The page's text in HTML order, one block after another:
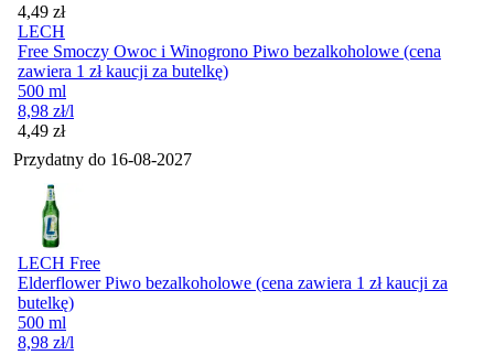
Cena
4,49 zł
LECH
Free Smoczy Owoc i Winogrono Piwo bezalkoholowe (cena
zawiera 1 zł kaucji za butelkę)
500 ml
8,98 zł/l
Cena
4,49 zł
Przydatny do 16-08-2027
LECH Free
Elderflower Piwo bezalkoholowe (cena zawiera 1 zł kaucji za
butelkę)
500 ml
8,98 zł/l